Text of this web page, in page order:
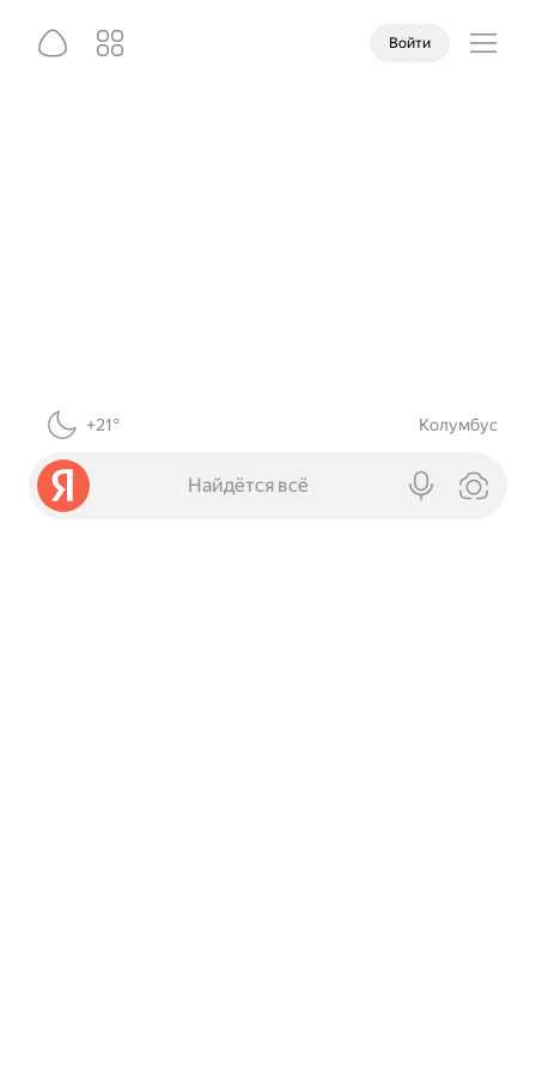
Войти
+21° Колумбус
Найдётся всё